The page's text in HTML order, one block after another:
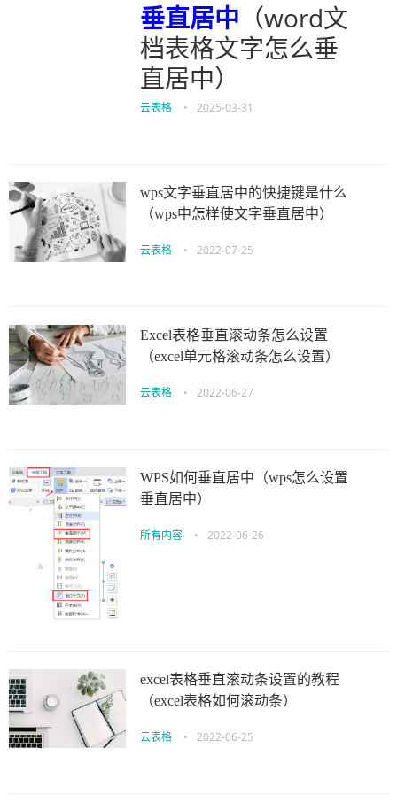
垂直居中 （word文
档表格文字怎么垂
直居中）
云表格 • 2025-03-31
wps文字垂直居中的快捷键是什么
（wps中怎样使文字垂直居中）
云表格 • 2022-07-25
Excel表格垂直滚动条怎么设置
（excel单元格滚动条怎么设置）
云表格 • 2022-06-27
WPS如何垂直居中（wps怎么设置
垂直居中）
所有内容 • 2022-06-26
excel表格垂直滚动条设置的教程
（excel表格如何滚动条）
云表格 • 2022-06-25